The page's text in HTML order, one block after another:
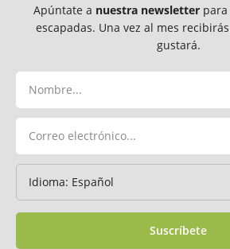
Apúntate a nuestra newsletterpara
escapadas. Una vez al mes
gustará.
Suscríbete